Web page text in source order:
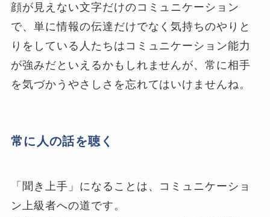
顔が見えない文字だけのコミュニケーション
で、単に情報の伝達だけでなく気持ちのやりと
りをしている人たちはコミュニケーション能力
が強みだといえるかもしれませんが、常に相手
を気づかうやさしさを忘れてはいけませんね。
常に人の話を聴く
「聞き上手」になることは、コミュニケーショ
ン上級者への道です。